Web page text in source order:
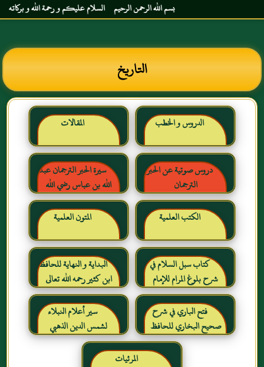
بسم الله الرحمن الرحيم السلام عليكم و رحمة الله و بركاته
التاريخ
الدروس و الخطب المقالات
دروس صوتية عن الحبر
الترجمان
سيرة الحبر الترجمان عبد
الله بن عباس رضي الله
عنهما
الكتب العلمية
المتون العلمية
كتاب سبل السلام في
شرح بلوغ المرام للإمام
الصنعاني رحمه الله
البداية و النهاية للحافظ
ابن كثير رحمه الله تعالى
فتح الباري في شرح
صحيح البخاري للحافظ
ابن حجر العسقلاني
سير أعلام النبلاء
لشمس الدين الذهبي
المرئيات